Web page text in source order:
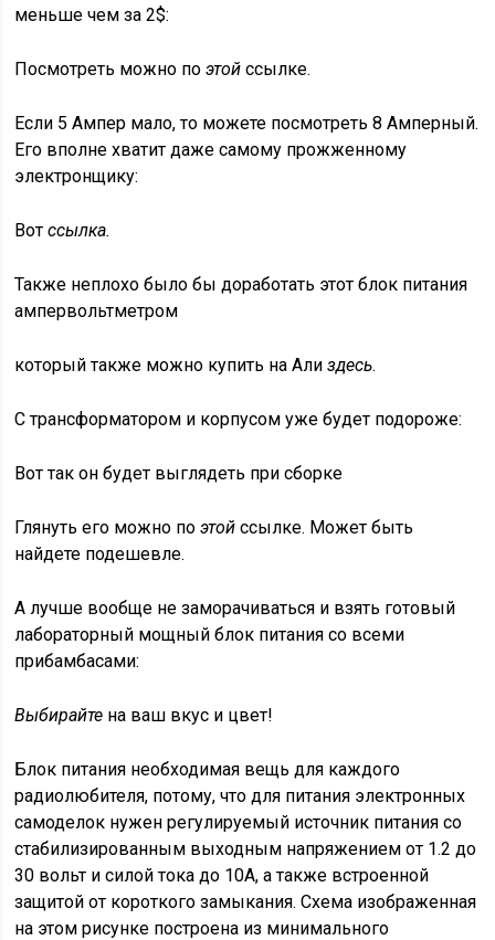
меньше чем за 2$:
Посмотреть можно поэтой ссылке.
Если 5 Ампер мало, то можете посмотреть 8 Амперный.
Его вполне хватит даже самому прожженному
электронщику:
Вотссылка.
Также неплохо было бы доработать этот блок питания
ампервольтметром
который также можно купить на Ализдесь.
С трансформатором и корпусом уже будет подороже:
Вот так он будет выглядеть при сборке
Глянуть его можно поэтой ссылке. Может быть
найдете подешевле.
А лучше вообще не заморачиваться и взять готовый
лабораторный мощный блок питания со всеми
прибамбасами:
Выбирайте на ваш вкус и цвет!
Блок питания необходимая вещь для каждого
радиолюбителя, потому, что для питания электронных
самоделок нужен регулируемый источник питания со
стабилизированным выходным напряжением от 1.2 до
30 вольт и силой тока до 10А, а также встроенной
защитой от короткого замыкания. Схема изображенная
на этом рисунке построена из минимального